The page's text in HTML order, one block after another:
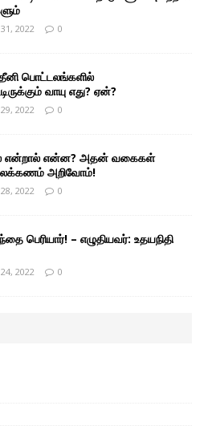
2022 0
பொட்டலங்களில்
வாயு எது? ஏன்?
2022 0
என்றால் என்ன? அதன் வகைகள்
அறிவோம்!
2022 0
பெரியார்! – எழுதியவர்: உதயநிதி
2022 0